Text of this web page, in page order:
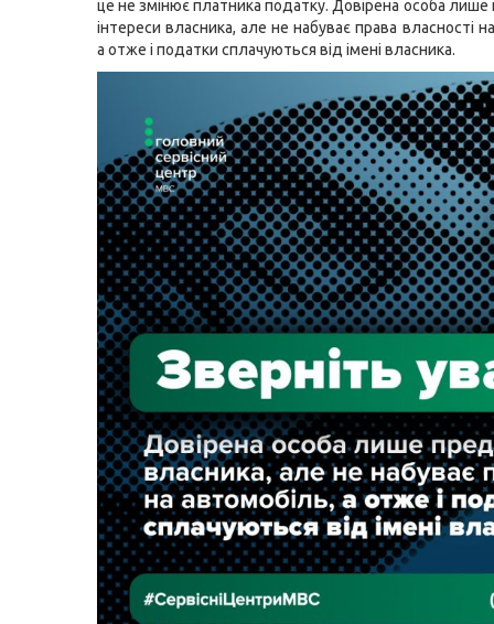
це не змінює платника податку. Довірена особа
інтереси власника, але не набуває права власності
а отже і податки сплачуються від імені власника.